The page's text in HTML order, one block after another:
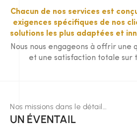
Chacun de nos services est
exigences spécifiques de nos
solutions les plus adaptées et
Nous nous engageons à offrir
et une satisfaction totale sur
Nos missions dans le détail…
UN ÉVENTAIL